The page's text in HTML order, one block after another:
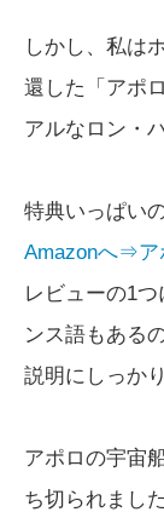
しかし、私は
還した「アポ
アルなロン・
特典いっぱい
Amazonへ⇒ア
レビューの1
ンス語もある
説明にしっか
アポロの宇宙
ち切られまし